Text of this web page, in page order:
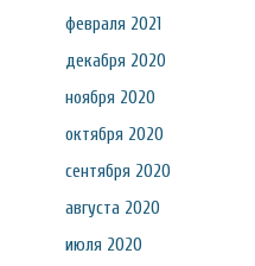
февраля 2021
декабря 2020
ноября 2020
октября 2020
сентября 2020
августа 2020
июля 2020